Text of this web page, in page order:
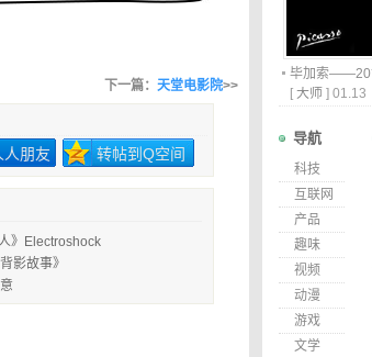
下一篇： 天堂电影院>>
人朋友 转帖到Q空间
》Electroshock
影故事》
毕加索——20
[ 大师 ] 01.13
导航
科技
互联网
产品
趣味
视频
动漫
游戏
文学